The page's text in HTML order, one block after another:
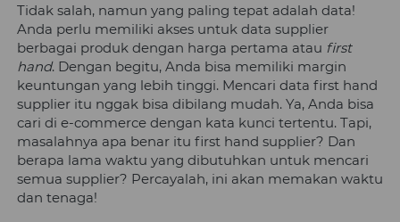
Tidak salah, namun yang paling tepat adalah data!
Anda perlu memiliki akses untuk data supplier
berbagai produk dengan harga pertama atau first
hand. Dengan begitu, Anda bisa memiliki margin
keuntungan yang lebih tinggi. Mencari data first hand
supplier itu nggak bisa dibilang mudah. Ya, Anda bisa
cari di e-commerce dengan kata kunci tertentu. Tapi,
masalahnya apa benar itu first hand supplier? Dan
berapa lama waktu yang dibutuhkan untuk mencari
semua supplier? Percayalah, ini akan memakan waktu
dan tenaga!